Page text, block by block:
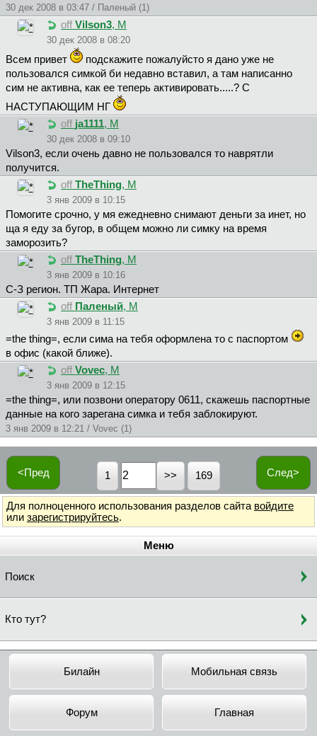
30 дек 2008 в 03:47 / Паленый (1)
off Vilson3, М
30 дек 2008 в 08:20
Всем привет
подскажите пожалуйсто я дано уже не
пользовался симкой би недавно вставил, а там написанно
сим не активна, как ее теперь активировать.....? С
НАСТУПАЮЩИМ НГ
off ja1111, М
30 дек 2008 в 09:10
Vilson3, если очень давно не пользовался то наврятли
получится.
off TheThing, М
3 янв 2009 в 10:15
Помогите срочно, у мя ежедневно снимают деньги за инет, но
ща я еду за бугор, в общем можно ли симку на время
заморозить?
off TheThing, М
3 янв 2009 в 10:16
С-З регион. ТП Жара. Интернет
off Паленый, М
3 янв 2009 в 11:15
=the thing=, если сима на тебя оформлена то с паспортом
в офис (какой ближе).
off Vovec, М
3 янв 2009 в 12:15
=the thing=, или позвони оператору 0611, скажешь паспортные
данные на кого зарегана симка и тебя заблокируют.
3 янв 2009 в 12:21 / Vovec (1)
<Пред След>
1 169
Для полноценного использования разделов сайта войдите
или зарегистрируйтесь.
Меню
Поиск
Кто тут?
Билайн Мобильная связь
Форум Главная